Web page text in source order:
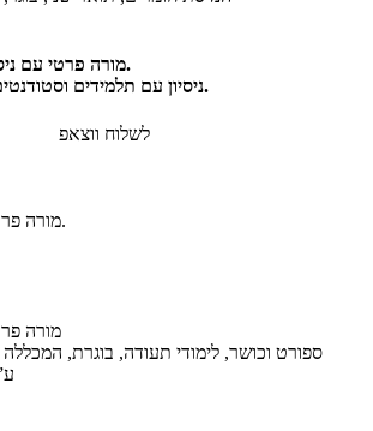
מורה פרטי עם ניסיון של מעל 15 שנים.
ניסיון עם תלמידים וסטודנטים בעלי לקויות למידה.
לשלוח ווצאפ
מורה
ספורט וכושר, לימודי תעודה, בוגרת, המכללה